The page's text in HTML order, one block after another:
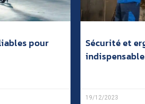
pour
Sécurité et
19/12/2023